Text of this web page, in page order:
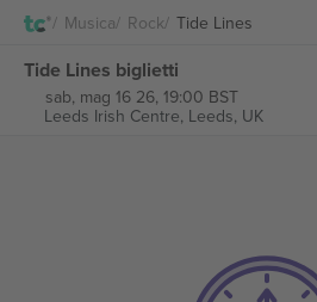
Musica Rock Tide Lines
Tide Lines biglietti
sab, mag 16 26, 19:00 BST
Leeds Irish Centre, Leeds, UK